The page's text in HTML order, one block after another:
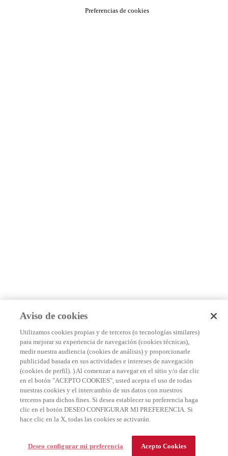
Preferencias de cookies
Aviso de cookies
Utilizamos cookies propias y de terceros (o tecnologías similares)
para mejorar su experiencia de navegación (cookies técnicas),
medir nuestra audiencia (cookies de análisis) y proporcionarle
publicidad basada en sus actividades e intereses de navegación
(cookies de perfil). ) Al comenzar a navegar en el sitio y/o dar clic
en el botón "ACEPTO COOKIES", usted acepta el uso de todas
nuestras cookies y el intercambio de sus datos con nuestros
terceros para dichos fines. Si desea establecer su preferencia haga
clic en el botón DESEO CONFIGURAR MI PREFERENCIA. Si
hace clic en la X, todas las cookies se activarán.
Deseo configurar mi preferencia Acepto Cookies